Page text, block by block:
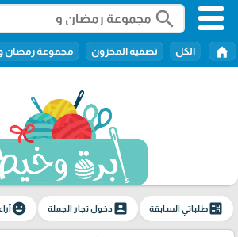
search
home الكل تصفية المخزون مجموعة رمضان
ballotطلباتي السابقة account_boxدخول تجار الجملة emoji_emotions